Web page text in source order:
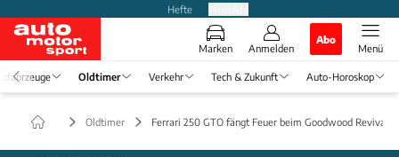
Hefte
Marken Anmelden
Abo
Menü
Oldtimer Verkehr Tech & Zukunft Auto-Horoskop
Oldtimer Ferrari 250 GTO fängt Feuer beim Goodwood Revival